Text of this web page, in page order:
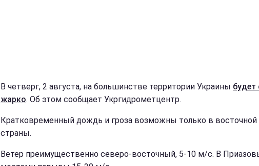
В четверг, 2 августа, на большинстве территории Украины будет
жарко. Об этом сообщает Укргидрометцентр.
Кратковременный дождь и гроза возможны только в восточной
страны.
Ветер преимущественно северо-восточный, 5-10 м/с. В